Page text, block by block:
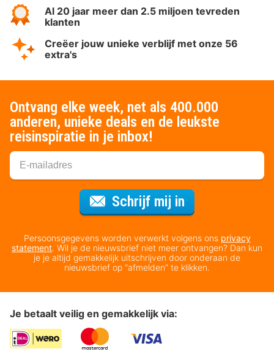
Al 20 jaar meer dan 2.5 miljoen tevreden
klanten
Creëer jouw unieke verblijf met onze 56
extra's
Ontvang elke week, net als 400.000
anderen, unieke deals en de leukste
reisinspiratie in je inbox!
Schrijf mij in
Persoonsgegevens worden verwerkt volgens ons privacy
statement. Wil je de nieuwsbrief niet meer ontvangen? Dan kun
je je altijd gemakkelijk uitschrijven door onderaan de
nieuwsbrief op “afmelden” te klikken.
Je betaalt veilig en gemakkelijk via: